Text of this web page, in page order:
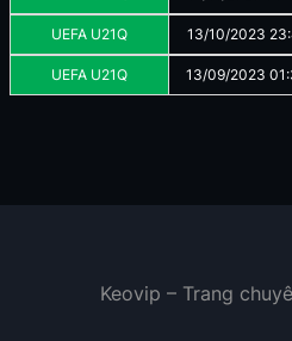
UEFA U21Q 13/10/2023
UEFA U21Q 13/09/2023
Keovip – Trang